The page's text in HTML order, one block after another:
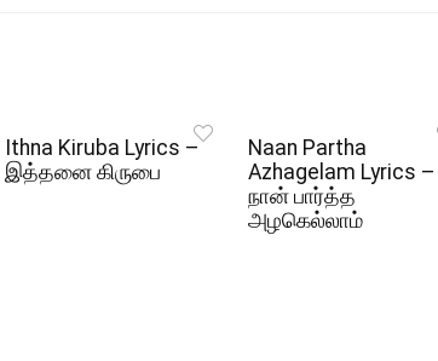
Ithna Kiruba Lyrics –
இத்தனை கிருபை
Naan Partha
Azhagelam Lyrics –
நான் பார்த்த
அழகெல்லாம்